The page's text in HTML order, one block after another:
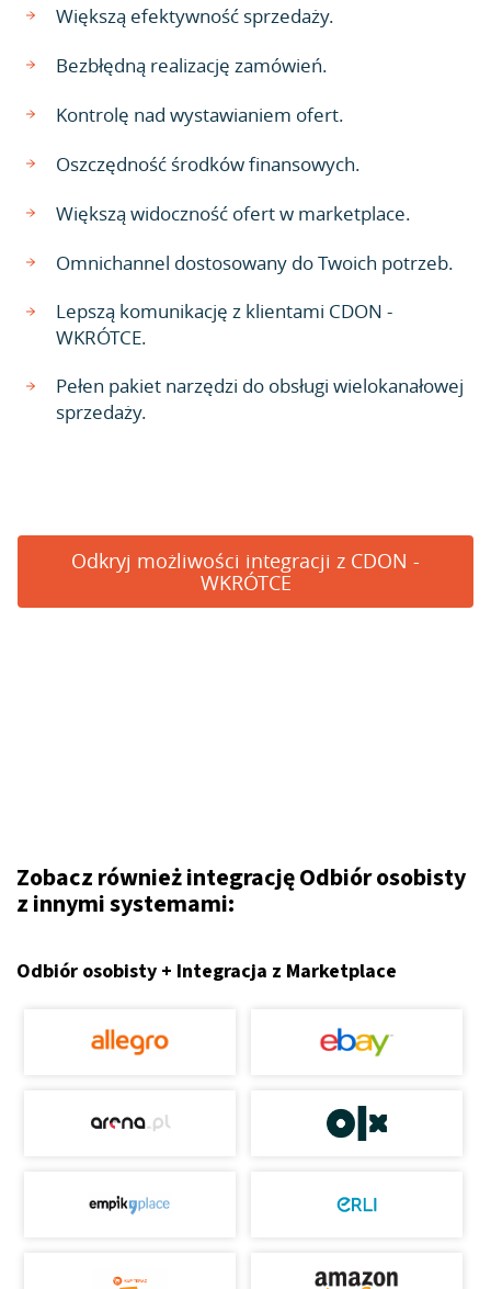
Większą efektywność sprzedaży.
Bezbłędną realizację zamówień.
Kontrolę nad wystawianiem ofert.
Oszczędność środków finansowych.
Większą widoczność ofert w marketplace.
Omnichannel dostosowany do Twoich potrzeb.
Lepszą komunikację z klientami CDON -
WKRÓTCE.
Pełen pakiet narzędzi do obsługi wielokanałowej
sprzedaży.
Odkryj możliwości integracji z CDON -
WKRÓTCE
Zobacz również integrację Odbiór osobisty
z innymi systemami:
Odbiór osobisty + Integracja z Marketplace